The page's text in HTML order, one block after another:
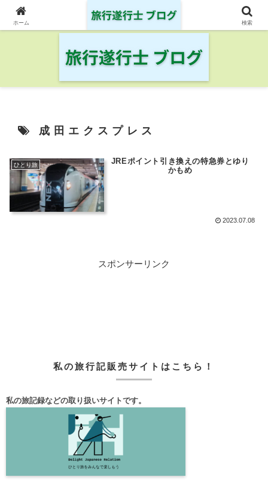
日本の鉄道・空港を制覇した旅行遂行士の旅の記録
成田エクスプレス
ひとり旅
JREポイント引き換えの特急券とゆり
かもめ
2023.07.08
スポンサーリンク
私の旅行記販売サイトはこちら！
私の旅記録などの取り扱いサイトです。
ホーム 検索